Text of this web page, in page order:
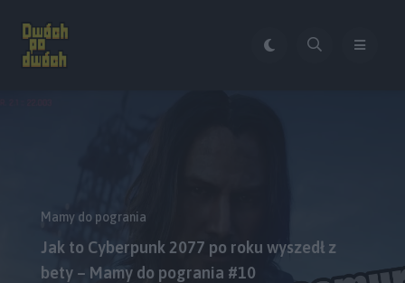
Mamy do pogrania
Jak to Cyberpunk 2077 po roku wyszedł z
bety – Mamy do pogrania #10